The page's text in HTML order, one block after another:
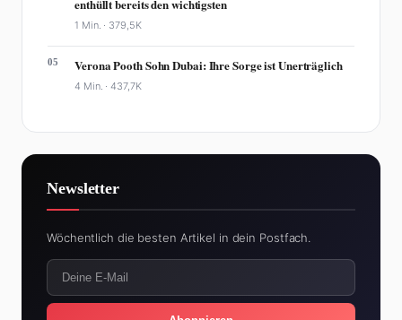
enthüllt bereits den wichtigsten
1 Min. · 379,5K
05 Verona Pooth Sohn Dubai: Ihre Sorge ist Unerträglich
4 Min. ·437,7K
Newsletter
Wöchentlich die besten Artikel in dein Postfach.